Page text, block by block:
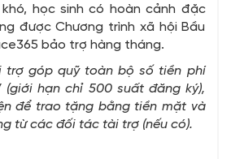
học sinh có hoàn cảnh đặc
được Chương trình xã hội Bầu
bảo trợ hàng tháng.
trợ góp quỹ toàn bộ số tiền phí
(giới hạn chỉ 500 suất đăng ký),
để trao tặng bằng tiền mặt và
từ các đối tác tài trợ (nếu có).